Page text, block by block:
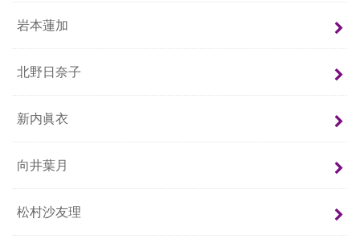
岩本蓮加
北野日奈子
新内眞衣
向井葉月
松村沙友理